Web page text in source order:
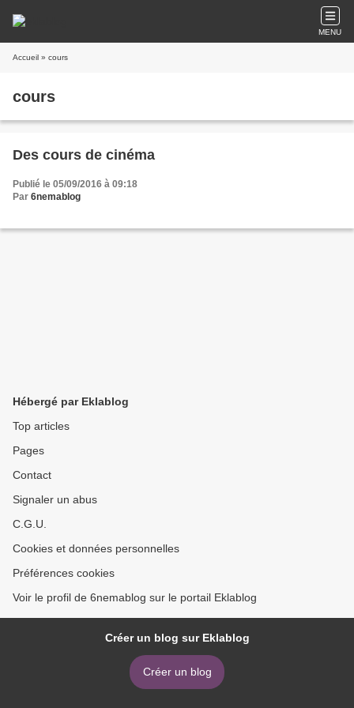
MENU
Accueil » cours
cours
Des cours de cinéma
Publié le 05/09/2016 à 09:18
Par 6nemablog
Hébergé par Eklablog
Top articles
Pages
Contact
Signaler un abus
C.G.U.
Cookies et données personnelles
Préférences cookies
Voir le profil de 6nemablog sur le portail Eklablog
Créer un blog sur Eklablog
Créer un blog